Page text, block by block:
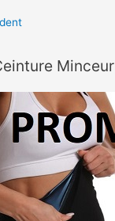
Minceur